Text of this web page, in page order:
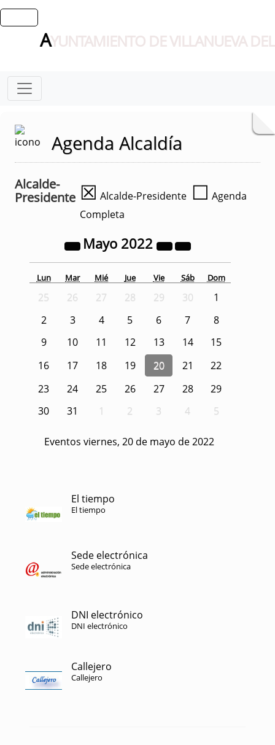
AYUNTAMIENTO DE VILLANUEVA
Agenda Alcaldía
Alcalde-
Presidente ☒ Alcalde-Presidente ☐ Agenda
Completa
Mayo 2022
Lun Mar Mié Jue Vie Sáb Dom
25 26 27 28 29 30
1
2
3 4 5 6 7
8
9
10 11 12 13 14
15
16
17 18 19 20 21
22
23
24 25 26 27 28
29
30
31 1 2 3 4 5
Eventos viernes, 20 de mayo de 2022
El tiempo
El tiempo
Sede electrónica
Sede electrónica
DNI electrónico
DNI electrónico
Callejero
Callejero